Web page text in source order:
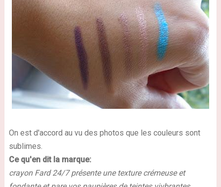
On est d'accord au vu des photos que les couleurs sont
sublimes.
Ce qu'en dit la marque:
crayon Fard 24/7 présente une texture crémeuse et